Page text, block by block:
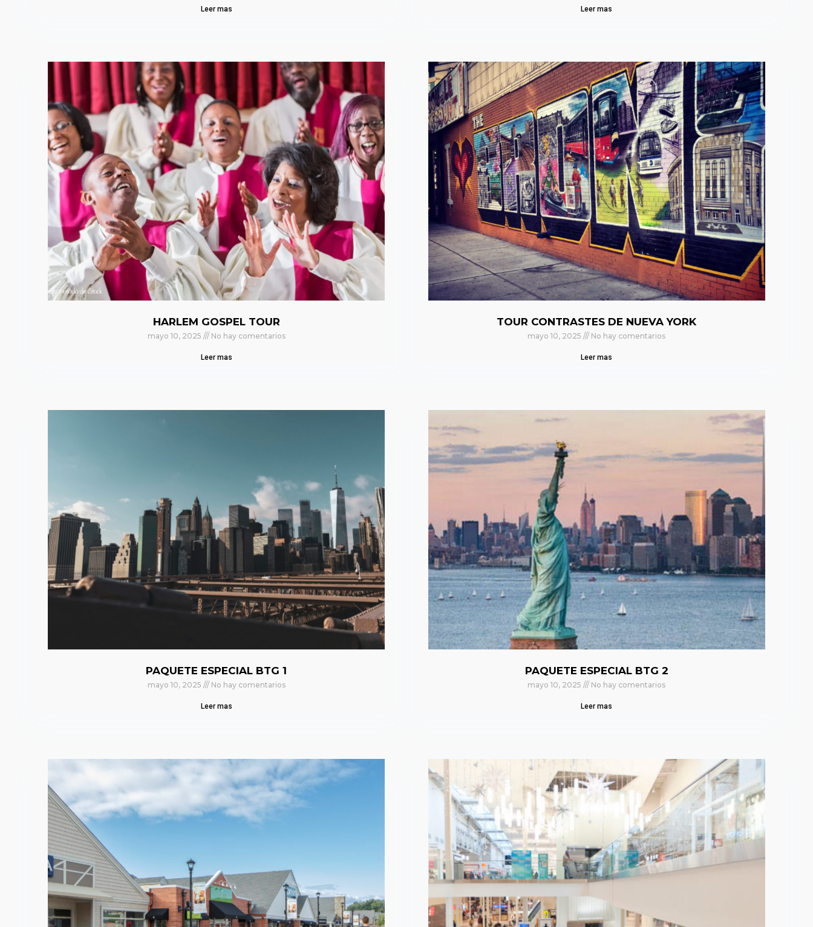
Leer mas Leer mas
HARLEM GOSPEL TOUR
mayo 10, 2025 No hay comentarios
Leer mas
TOUR CONTRASTES DE NUEVA YORK
mayo 10, 2025 No hay comentarios
Leer mas
PAQUETE ESPECIAL BTG 1
mayo 10, 2025 No hay comentarios
Leer mas
PAQUETE ESPECIAL BTG 2
mayo 10, 2025 No hay comentarios
Leer mas